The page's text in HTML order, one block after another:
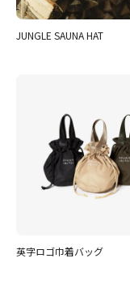
JUNGLE SAUNA HAT
英字ロゴ巾着バッグ